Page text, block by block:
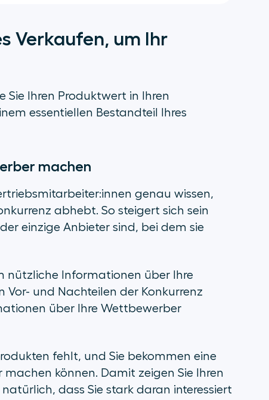
Verkaufen, um Ihr
Sie Ihren Produktwert in Ihren
essentiellen Bestandteil Ihres
machen
genau wissen,
abhebt. So steigert sich sein
einzige Anbieter sind, bei dem sie
nützliche Informationen über Ihre
und Nachteilen der Konkurrenz
über Ihre Wettbewerber
fehlt, und Sie bekommen eine
können. Damit zeigen Sie Ihren
dass Sie stark daran interessiert